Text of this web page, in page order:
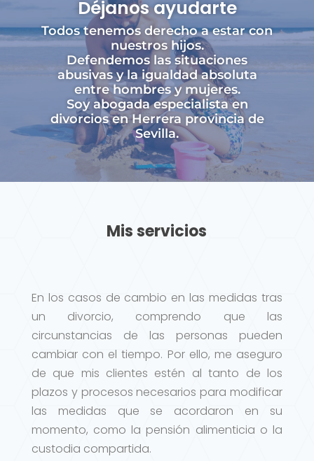
Déjanos ayudarte
Todos tenemos derecho a estar con
nuestros hijos.
Defendemos las situaciones
abusivas y la igualdad absoluta
entre hombres y mujeres.
Soy abogada especialista en
divorcios en Herrera provincia de
Sevilla.
Mis servicios
En los casos de cambio en las medidas tras
un divorcio, comprendo que las
circunstancias de las personas pueden
cambiar con el tiempo. Por ello, me aseguro
de que mis clientes estén al tanto de los
plazos y procesos necesarios para modificar
las medidas que se acordaron en su
momento, como la pensión alimenticia o la
custodia compartida.